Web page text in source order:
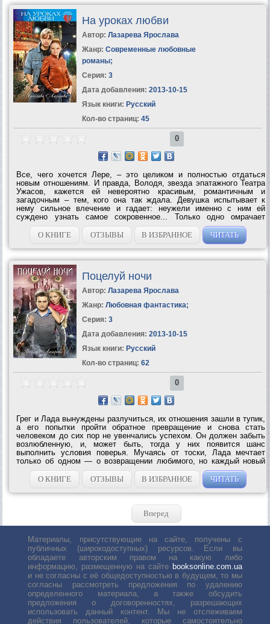
На уроках любви
Автор: Лазарева Ярослава
Жанр: Современные любовные
романы;
Серия: 3
Дата добавления: 2013-10-15
Язык книги: Русский
Кол-во страниц: 45
0
Все, чего хочется Лере, – это целиком и полностью отдаться
новым отношениям. И правда, Володя, звезда эпатажного Театра
Ужасов, кажется ей невероятно красивым, романтичным и
загадочным – тем, кого она так ждала. Девушка испытывает к
нему сильное влечение и гадает: неужели именно с ним ей
суждено узнать самое сокровенное... Только одно омрачает
Лерино счастье – необходимость держать их встречи в тайне,
ведь поклонницы талантливого...
О КНИГЕ ОТЗЫВЫ В ИЗБРАННОЕ ЧИТАТЬ
Поцелуй ночи
Автор: Лазарева Ярослава
Жанр: Любовная фантастика;
Серия: 3
Дата добавления: 2013-10-15
Язык книги: Русский
Кол-во страниц: 62
0
Грег и Лада вынуждены разлучиться, их отношения зашли в тупик,
а его попытки пройти обратное превращение и снова стать
человеком до сих пор не увенчались успехом. Он должен забыть
возлюбленную, и, может быть, тогда у них появится шанс
выполнить условия поверья. Мучаясь от тоски, Лада мечтает
только об одном — о возвращении любимого, но каждый новый
лень не приносит ничего, кроме боли. Однажды она встречает
парня, безумно похожего на...
О КНИГЕ ОТЗЫВЫ В ИЗБРАННОЕ ЧИТАТЬ
Вперед
Материалы, присутствующие на сайте, получены с
публичных (широкодоступных) ресурсов. Если вы
обладаете авторским правом на какую либо
информацию, размещенную на сайте booksonline.com.ua
и не согласны с её общедоступностью в будущем, то мы
согласны рассмотреть предложения по удалению
определенного материала, а также обсудить
предложения о договоренностях, разрешающих
использовать данный контент. Мы не отслеживаем
действия пользователей, которые самостоятельно